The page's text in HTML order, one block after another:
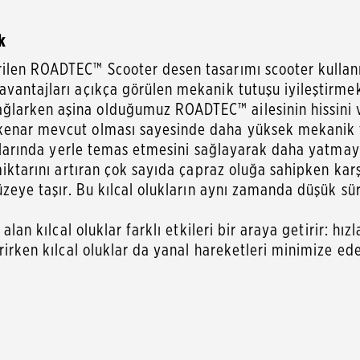
ROADTEC™ Scooter desen tasarımı scooter
avantajları açıkça görülen mekanik tutuşu
aşina olduğumuz ROADTEC™ ailesinin hissini
mevcut olması sayesinde daha yüksek
yerle temas etmesini sağlayarak daha
artıran çok sayıda çapraz oluğa sahipken
taşır. Bu kılcal olukların aynı zamanda düşük
kılcal oluklar farklı etkileri bir araya getirir:
kılcal oluklar da yanal hareketleri minimize